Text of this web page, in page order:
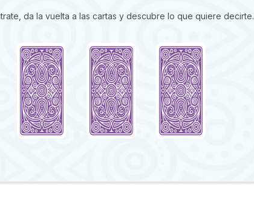
da la vuelta a las cartas y descubre lo que quiere decirte.